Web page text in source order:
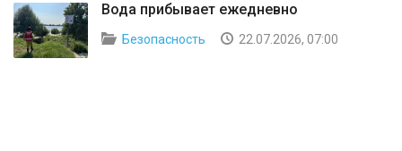
Вода прибывает ежедневно
Безопасность 22.07.2026, 07:00